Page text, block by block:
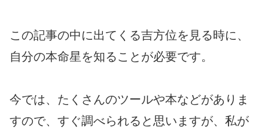
この記事の中に出てくる吉方位を見る時に、
自分の本命星を知ることが必要です。
今では、たくさんのツールや本などがありま
すので、すぐ調べられると思いますが、私が